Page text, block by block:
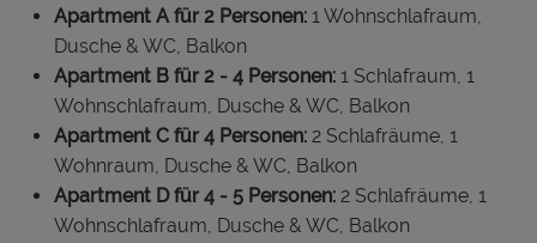
Apartment A für 2 Personen: 1 Wohnschlafraum,
Dusche & WC, Balkon
Apartment B für 2 - 4 Personen: 1 Schlafraum, 1
Wohnschlafraum, Dusche & WC, Balkon
Apartment C für 4 Personen: 2 Schlafräume, 1
Wohnraum, Dusche & WC, Balkon
Apartment D für 4 - 5 Personen: 2 Schlafräume, 1
Wohnschlafraum, Dusche & WC, Balkon